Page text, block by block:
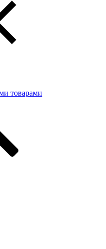
товарами